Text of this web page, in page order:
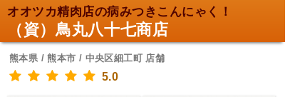
オオツカ精肉店の病みつきこんにゃく！
（資）鳥丸八十七商店
熊本県 / 熊本市 / 中央区細工町 店舗
5.0